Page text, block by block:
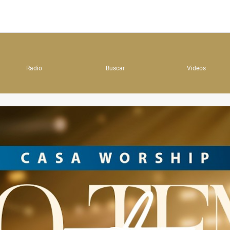
Radio Buscar Videos